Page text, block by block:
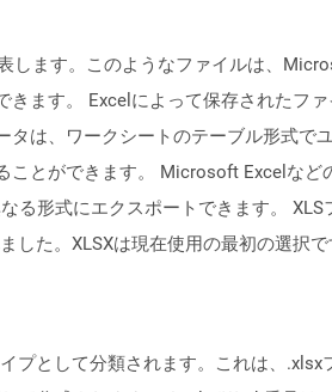
します。このようなファイルは、
ます。 Excelによって保存されたフ
は、ワークシートのテーブル形式で
ことができます。 Microsoft Excelな
る形式にエクスポートできます。
した。XLSXは現在使用の最初の選択
プとして分類されます。これは、